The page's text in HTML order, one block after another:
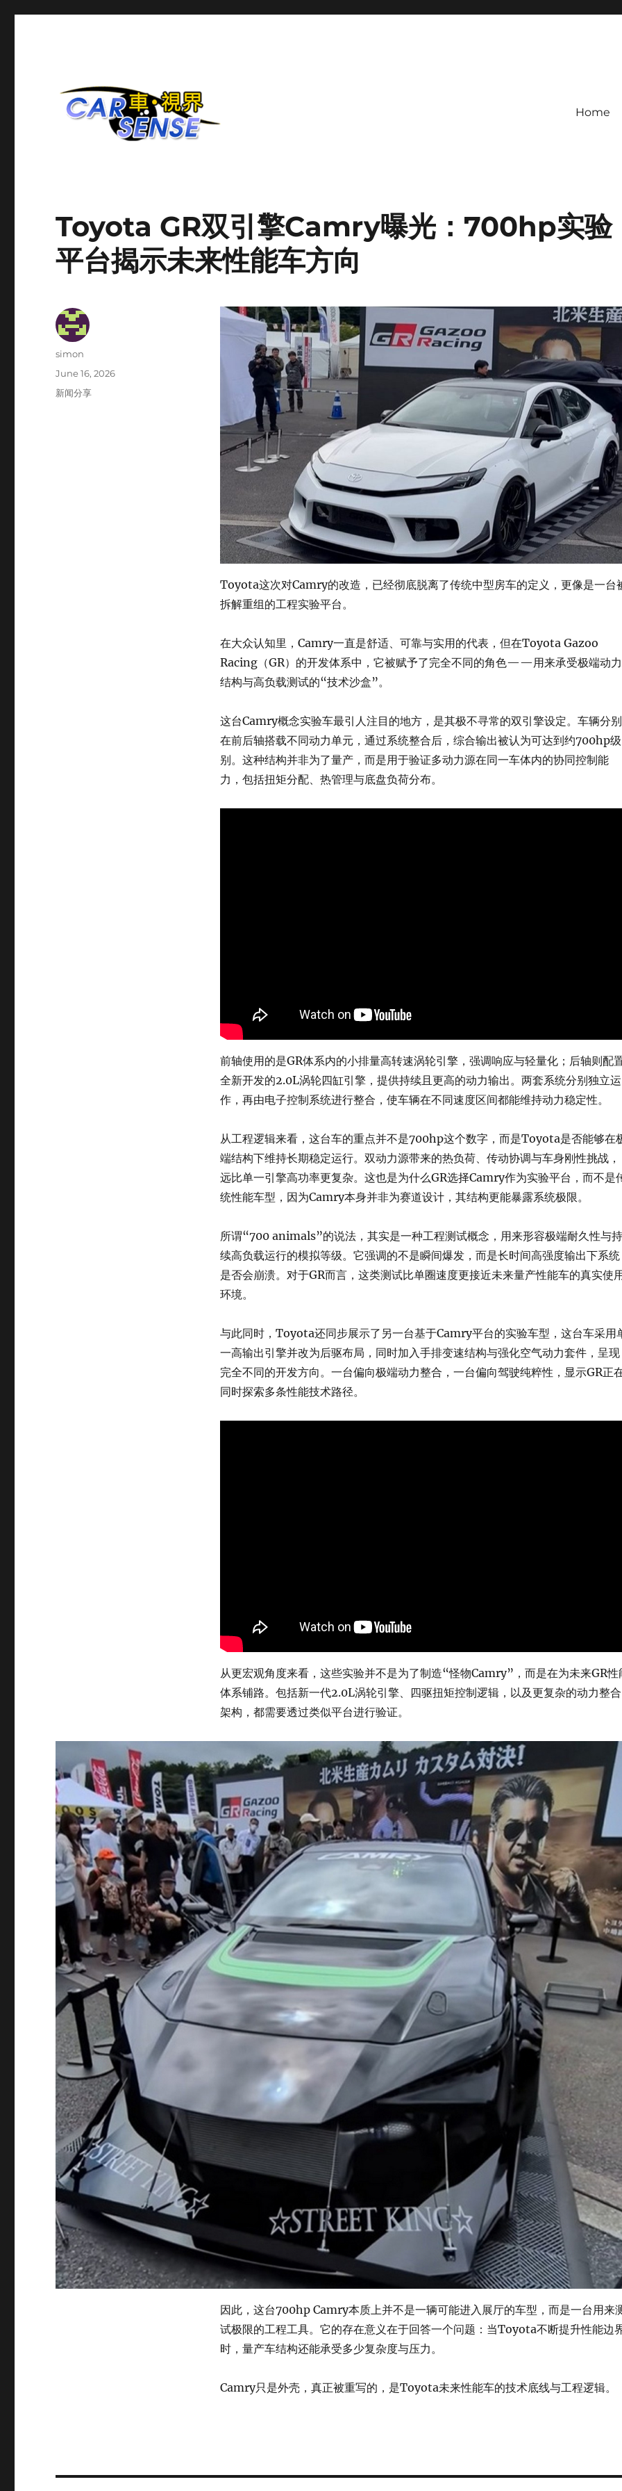
Home
Toyota GR双引擎Camry曝光：700hp实验
平台揭示未来性能车方向
Toyota这次对Camry的改造，已经彻底脱离了传统中型房车的定义，更像是一台
拆解重组的工程实验平台。
在大众认知里，Camry一直是舒适、可靠与实用的代表，但在Toyota Gazoo
Racing（GR）的开发体系中，它被赋予了完全不同的角色——用来承受极端动力
结构与高负载测试的“技术沙盒”。
这台Camry概念实验车最引人注目的地方，是其极不寻常的双引擎设定。车辆分别
在前后轴搭载不同动力单元，通过系统整合后，综合输出被认为可达到约700hp级
别。这种结构并非为了量产，而是用于验证多动力源在同一车体内的协同控制能
力，包括扭矩分配、热管理与底盘负荷分布。
前轴使用的是GR体系内的小排量高转速涡轮引擎，强调响应与轻量化；后轴则配
全新开发的2.0L涡轮四缸引擎，提供持续且更高的动力输出。两套系统分别独立运
作，再由电子控制系统进行整合，使车辆在不同速度区间都能维持动力稳定性。
从工程逻辑来看，这台车的重点并不是700hp这个数字，而是Toyota是否能够在
端结构下维持长期稳定运行。双动力源带来的热负荷、传动协调与车身刚性挑战，
远比单一引擎高功率更复杂。这也是为什么GR选择Camry作为实验平台，而不是
统性能车型，因为Camry本身并非为赛道设计，其结构更能暴露系统极限。
所谓“700 animals”的说法，其实是一种工程测试概念，用来形容极端耐久性与持
续高负载运行的模拟等级。它强调的不是瞬间爆发，而是长时间高强度输出下系统
是否会崩溃。对于GR而言，这类测试比单圈速度更接近未来量产性能车的真实使
环境。
与此同时，Toyota还同步展示了另一台基于Camry平台的实验车型，这台车采用
一高输出引擎并改为后驱布局，同时加入手排变速结构与强化空气动力套件，呈现
完全不同的开发方向。一台偏向极端动力整合，一台偏向驾驶纯粹性，显示GR正
同时探索多条性能技术路径。
从更宏观角度来看，这些实验并不是为了制造“怪物Camry”，而是在为未来GR性
体系铺路。包括新一代2.0L涡轮引擎、四驱扭矩控制逻辑，以及更复杂的动力整合
架构，都需要透过类似平台进行验证。
因此，这台700hp Camry本质上并不是一辆可能进入展厅的车型，而是一台用来
试极限的工程工具。它的存在意义在于回答一个问题：当Toyota不断提升性能边
时，量产车结构还能承受多少复杂度与压力。
Camry只是外壳，真正被重写的，是Toyota未来性能车的技术底线与工程逻辑。
Author
simon
Posted
on
June 16, 2026
Categories
新闻分享